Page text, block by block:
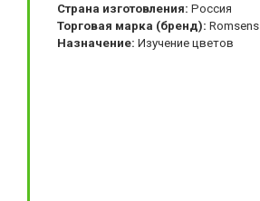
Страна изготовления: Россия
Торговая марка (бренд): Romsens
Назначение: Изучение цветов